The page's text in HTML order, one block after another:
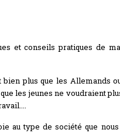
et conseils pratiques de
plus que les Allemands
les jeunes ne voudraient
au type de société que